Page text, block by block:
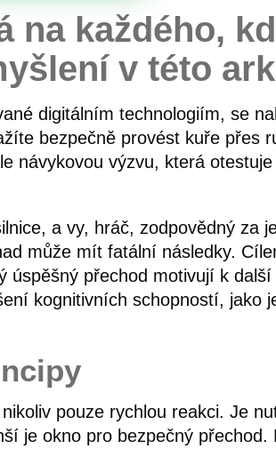
na každého,
v této
digitálním technologiím, se
bezpečně provést kuře přes
návykovou výzvu, která
a vy, hráč, zodpovědný za
může mít fatální následky.
přechod motivují k
kognitivních schopností, jako
pouze rychlou reakci. Je
je okno pro bezpečný přechod.